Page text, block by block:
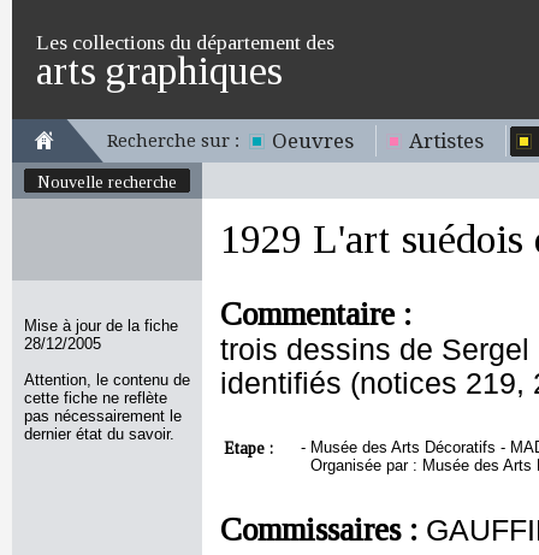
Les collections du département des
arts graphiques
Recherche sur : Oeuvres Artistes
Nouvelle recherche
Mise à jour de la fiche
28/12/2005
Attention, le contenu de
cette fiche ne reflète
pas nécessairement le
dernier état du savoir.
1929 L'art
Commentaire :
trois dessins de
identifiés (notices 219,
Etape : - Musée des Arts Décoratifs -
Organisée par : Musée des
Commissaires :